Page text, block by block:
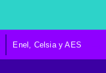
Enel, Celsia y AES